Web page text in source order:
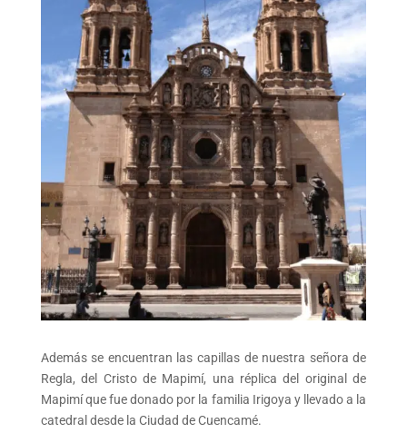
Además se encuentran las capillas de nuestra señora de
Regla, del Cristo de Mapimí, una réplica del original de
Mapimí que fue donado por la familia Irigoya y llevado a la
catedral desde la Ciudad de Cuencamé.